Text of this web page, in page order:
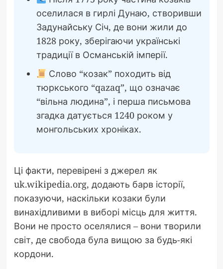
оселилася в гирлі Дунаю, створивши
Задунайську Січ, де вони жили до
1828 року, зберігаючи українські
традиції в Османській імперії.
Слово “козак” походить від
тюркського “qazaq”, що означає
“вільна людина”, і перша письмова
згадка датується 1240 роком у
монгольських хроніках.
Ці факти, перевірені з джерел як
uk.wikipedia.org, додають барв історії,
показуючи, наскільки козаки були
винахідливими в виборі місць для життя.
Вони не просто оселялися – вони творили
світ, де свобода була вищою за будь-які
кордони.